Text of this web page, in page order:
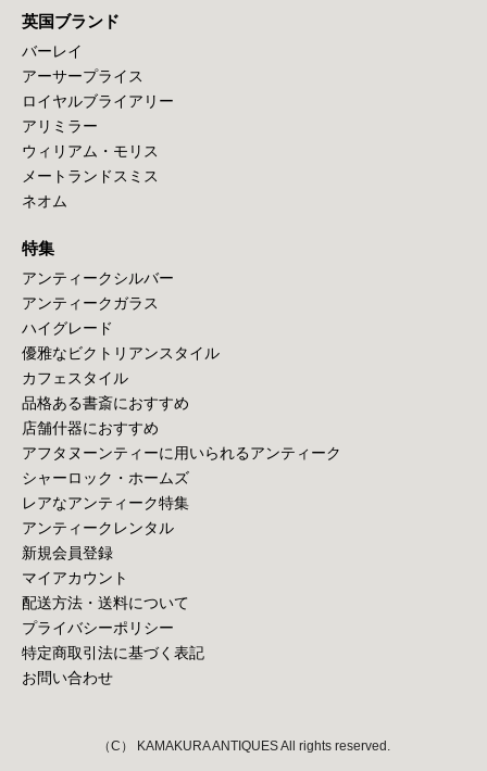
英国ブランド
バーレイ
アーサープライス
ロイヤルブライアリー
アリミラー
ウィリアム・モリス
メートランドスミス
ネオム
特集
アンティークシルバー
アンティークガラス
ハイグレード
優雅なビクトリアンスタイル
カフェスタイル
品格ある書斎におすすめ
店舗什器におすすめ
アフタヌーンティーに用いられるアンティーク
シャーロック・ホームズ
レアなアンティーク特集
アンティークレンタル
新規会員登録
マイアカウント
配送方法・送料について
プライバシーポリシー
特定商取引法に基づく表記
お問い合わせ
（C） KAMAKURA ANTIQUES All rights reserved.